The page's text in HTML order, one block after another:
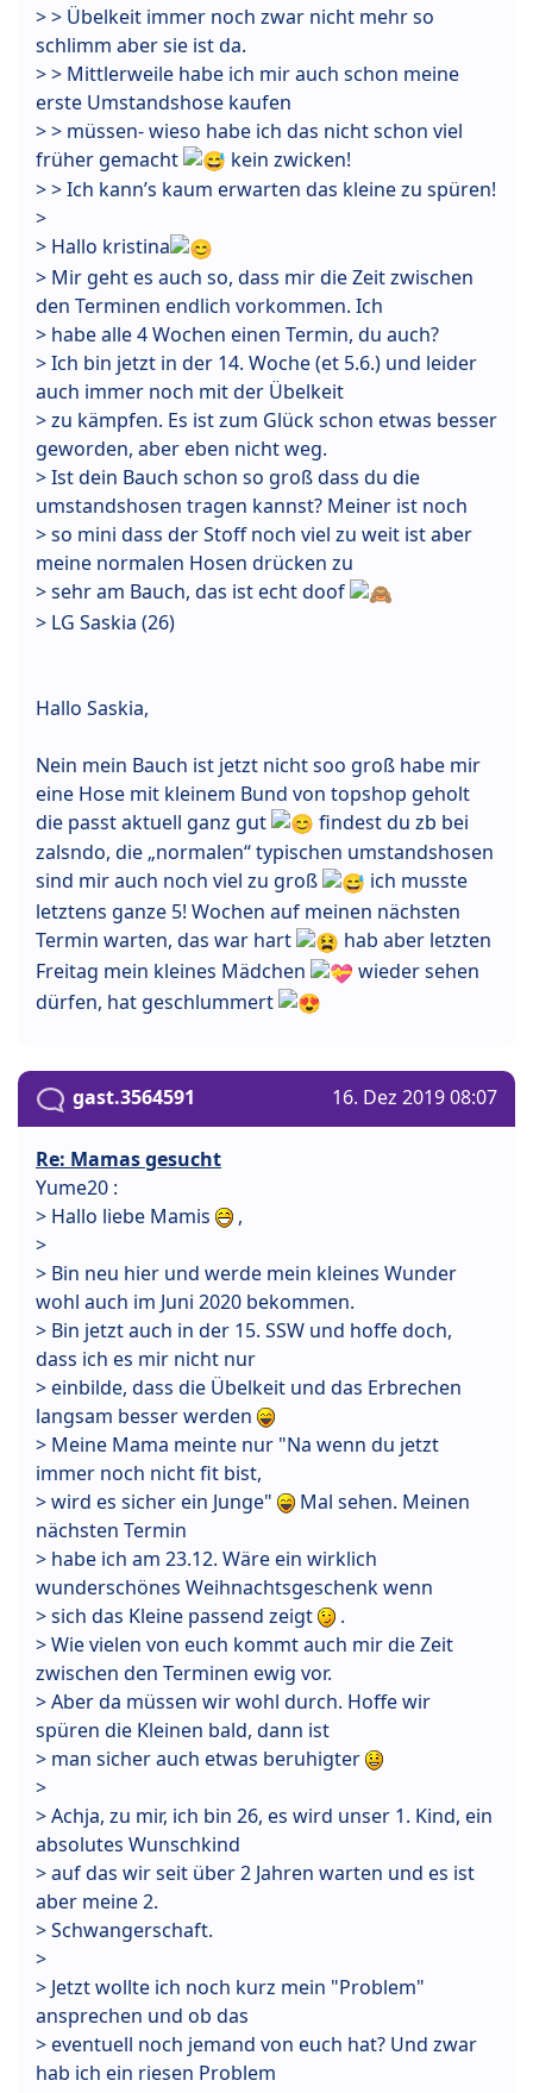
> > Übelkeit immer noch zwar nicht mehr so
schlimm aber sie ist da.
> > Mittlerweile habe ich mir auch schon meine
erste Umstandshose kaufen
> > müssen- wieso habe ich das nicht schon viel
früher gemacht
kein zwicken!
> > Ich kann’s kaum erwarten das kleine zu spüren!
>
> Hallo kristina
> Mir geht es auch so, dass mir die Zeit zwischen
den Terminen endlich vorkommen. Ich
> habe alle 4 Wochen einen Termin, du auch?
> Ich bin jetzt in der 14. Woche (et 5.6.) und leider
auch immer noch mit der Übelkeit
> zu kämpfen. Es ist zum Glück schon etwas besser
geworden, aber eben nicht weg.
> Ist dein Bauch schon so groß dass du die
umstandshosen tragen kannst? Meiner ist noch
> so mini dass der Stoff noch viel zu weit ist aber
meine normalen Hosen drücken zu
> sehr am Bauch, das ist echt doof
> LG Saskia (26)
Hallo Saskia,
Nein mein Bauch ist jetzt nicht soo groß habe mir
eine Hose mit kleinem Bund von topshop geholt
die passt aktuell ganz gut
findest du zb bei
zalsndo, die „normalen“ typischen umstandshosen
sind mir auch noch viel zu groß
ich musste
letztens ganze 5! Wochen auf meinen nächsten
Termin warten, das war hart
hab aber letzten
Freitag mein kleines Mädchen
wieder sehen
dürfen, hat geschlummert
gast.3564591 16. Dez 2019 08:07
Re: Mamas gesucht
Yume20 :
> Hallo liebe Mamis
,
>
> Bin neu hier und werde mein kleines Wunder
wohl auch im Juni 2020 bekommen.
> Bin jetzt auch in der 15. SSW und hoffe doch,
dass ich es mir nicht nur
> einbilde, dass die Übelkeit und das Erbrechen
langsam besser werden
> Meine Mama meinte nur "Na wenn du jetzt
immer noch nicht fit bist,
> wird es sicher ein Junge"
Mal sehen. Meinen
nächsten Termin
> habe ich am 23.12. Wäre ein wirklich
wunderschönes Weihnachtsgeschenk wenn
> sich das Kleine passend zeigt
.
> Wie vielen von euch kommt auch mir die Zeit
zwischen den Terminen ewig vor.
> Aber da müssen wir wohl durch. Hoffe wir
spüren die Kleinen bald, dann ist
> man sicher auch etwas beruhigter
>
> Achja, zu mir, ich bin 26, es wird unser 1. Kind, ein
absolutes Wunschkind
> auf das wir seit über 2 Jahren warten und es ist
aber meine 2.
> Schwangerschaft.
>
> Jetzt wollte ich noch kurz mein "Problem"
ansprechen und ob das
> eventuell noch jemand von euch hat? Und zwar
hab ich ein riesen Problem